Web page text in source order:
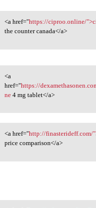
href="https://ciproo
<a href="https://ciproo.online/
the counter canada</a>
href="https:/
<a
href="https://
ne4 mg tablet</a>
href="http://
<a href="http://finasterideff.com/
price comparison</a>